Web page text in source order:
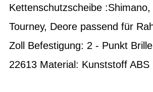
Kettenschutzscheibe
Tourney, Deore passend für
Zoll Befestigung: 2 - Punkt
22613 Material: Kunststoff ABS